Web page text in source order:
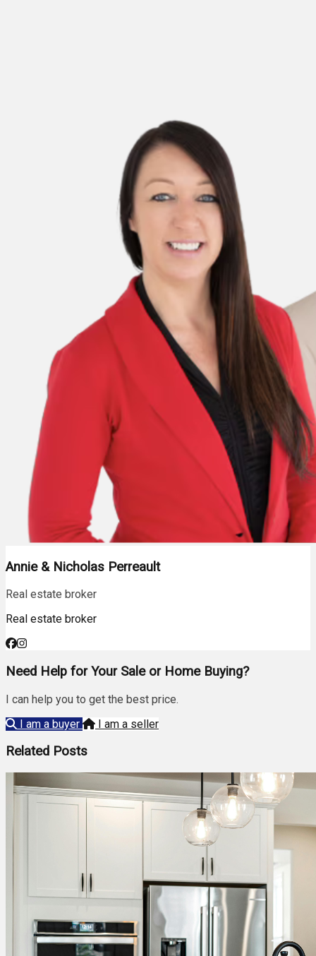
Annie & Nicholas Perreault
Real estate broker
Real estate broker
Need Help for Your Sale or Home Buying?
I can help you to get the best price.
I am a buyer
I am a seller
Related Posts